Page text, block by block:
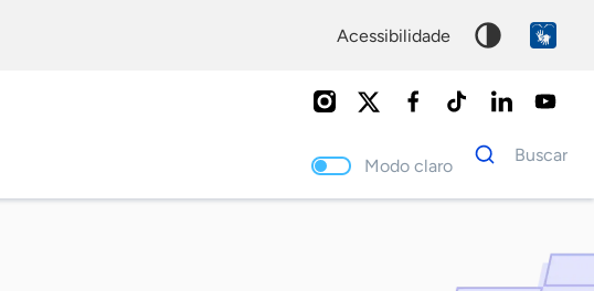
acessibilidade
Modo claro
Dados
para
Buscar